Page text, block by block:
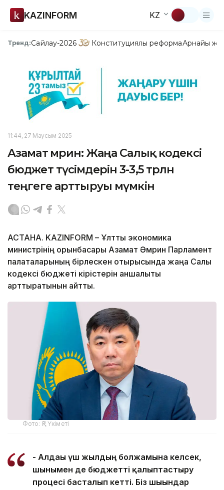
KAZINFORM KZ
Тренд:Сайлау-2026 Конституциялық реформаАрнайы
11:44, 27 Маусым 2025
Азамат Әмрин: Жаңа Салық кодексі
бюджет түсімдерін 3-3,5 трлн
теңгеге арттыруы мүмкін
АСТАНА. KAZINFORM – Ұлттық экономика
министрінің орынбасары Азамат Әмрин Парламент
палаталарының бірлескен отырысында жаңа Салық
кодексі бюджеті кірістерін қаншалықты
арттыратынын айтты.
Фото: ҚР Үкіметі
- Алдағы үш жылдың болжамына келсек,
шынымен де бюджетті қалыптастыру
процесі басталып кетті. Біз шығындар